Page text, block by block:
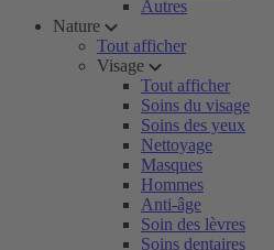
Autres
Nature
Tout afficher
Visage
Tout afficher
Soins du visage
Soins des yeux
Nettoyage
Masques
Hommes
Anti-âge
Soin des lèvres
Soins dentaires